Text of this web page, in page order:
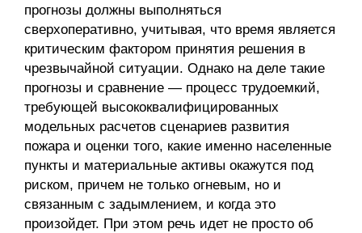
прогнозы должны выполняться
сверхоперативно, учитывая, что время является
критическим фактором принятия решения в
чрезвычайной ситуации. Однако на деле такие
прогнозы и сравнение — процесс трудоемкий,
требующей высококвалифицированных
модельных расчетов сценариев развития
пожара и оценки того, какие именно населенные
пункты и материальные активы окажутся под
риском, причем не только огневым, но и
связанным с задымлением, и когда это
произойдет. При этом речь идет не просто об